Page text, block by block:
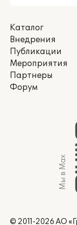
Каталог
Внедрения
Публикации
Мероприятия
Партнеры
Форум
Мы в Max
© 2011-2026 АО